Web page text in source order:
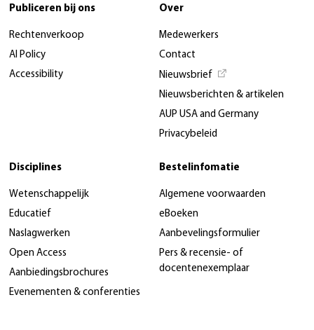
Publiceren bij ons
Rechtenverkoop
AI Policy
Accessibility
Over
Medewerkers
Contact
Nieuwsbrief
Nieuwsberichten & artikelen
AUP USA and Germany
Privacybeleid
Disciplines
Wetenschappelijk
Educatief
Naslagwerken
Open Access
Aanbiedingsbrochures
Evenementen & conferenties
Bestelinfomatie
Algemene voorwaarden
eBoeken
Aanbevelingsformulier
Pers & recensie- of
docentenexemplaar